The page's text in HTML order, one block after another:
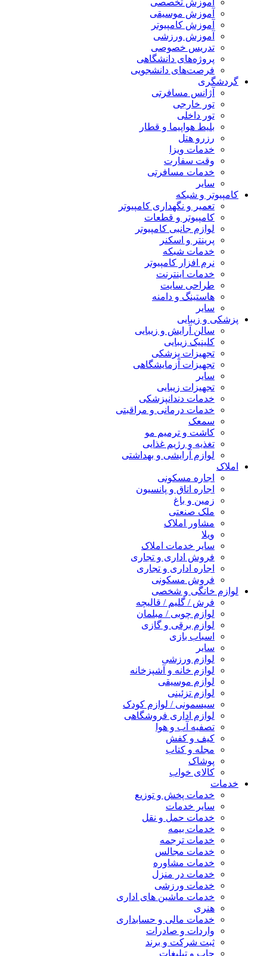
آموزش تخصصی
آموزش موسیقی
آموزش کامپیوتر
آموزش ورزشی
تدریس خصوصی
پروژه‌های دانشگاهی
فرصت‌های دانشجویی
گردشگری
آژانس مسافرتی
تور خارجی
تور داخلی
بلیط هواپیما و قطار
رزرو هتل
خدمات ویزا
وقت سفارت
خدمات مسافرتی
سایر
کامپیوتر و شبکه
تعمیر و نگهداری کامپیوتر
کامپیوتر و قطعات
لوازم جانبی کامپیوتر
پرینتر و اسکنر
خدمات شبکه
نرم افزار کامپیوتر
خدمات اینترنت
طراحی سایت
هاستینگ و دامنه
سایر
پزشکی و زیبایی
سالن آرایش و زیبایی
کلینیک زیبایی
تجهیزات پزشکی
تجهیزات آزمایشگاهی
سایر
تجهیزات زیبایی
خدمات دندانپزشکی
خدمات درمانی و مراقبتی
سمعک
کاشت و ترمیم مو
تغذیه و رژیم غذایی
لوازم آرایشی و بهداشتی
املاک
اجاره مسکونی
اجاره اتاق و پانسیون
زمین و باغ
ملک صنعتی
مشاور املاک
ویلا
سایر خدمات املاک
فروش اداری و تجاری
اجاره اداری و تجاری
فروش مسکونی
لوازم خانگی و شخصی
فرش / گلیم / قالیچه
لوازم چوبی / مبلمان
لوازم برقی و گازی
اسباب بازی
سایر
لوازم ورزشی
لوازم خانه و آشپزخانه
لوازم موسیقی
لوازم تزئینی
سیسمونی / لوازم کودک
لوازم اداری فروشگاهی
تصفیه آب و هوا
کیف و کفش
مجله و کتاب
پوشاک
کالای خواب
خدمات
خدمات پخش و توزیع
سایر خدمات
خدمات حمل و نقل
خدمات بیمه
خدمات ترجمه
خدمات مجالس
خدمات مشاوره
خدمات در منزل
خدمات ورزشی
خدمات ماشین های اداری
هنری
خدمات مالی و حسابداری
واردات و صادرات
ثبت شرکت و برند
چاپ و تبلیغات